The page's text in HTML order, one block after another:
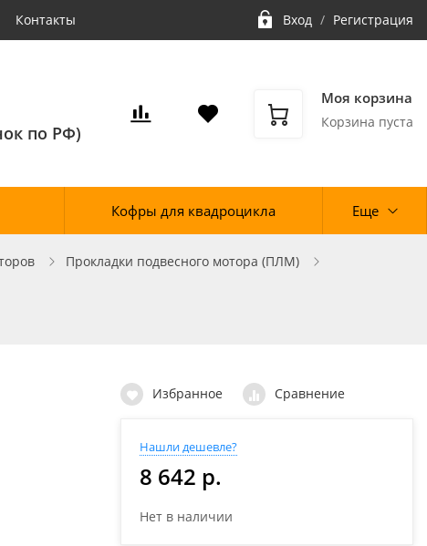
Контакты Вход / Регистрация
по РФ)
Моя корзина
Корзина пуста
Кофры для квадроцикла Еще
Прокладки подвесного мотора (ПЛМ)
Избранное Сравнение
Нашли дешевле?
8 642 р.
Нет в наличии